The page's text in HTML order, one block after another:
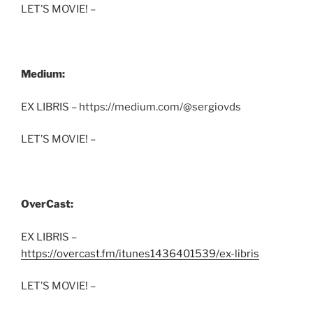
LET’S MOVIE! –
Medium:
EX LIBRIS – https://medium.com/@sergiovds
LET’S MOVIE! –
OverCast:
EX LIBRIS –
https://overcast.fm/itunes1436401539/ex-libris
LET’S MOVIE! –